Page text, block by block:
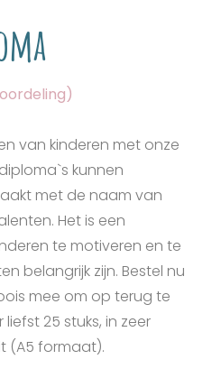
van kinderen met onze
kunnen
met de naam van
Het is een
te motiveren en te
belangrijk zijn. Bestel nu
mee om op terug te
25 stuks, in zeer
(A5 formaat).